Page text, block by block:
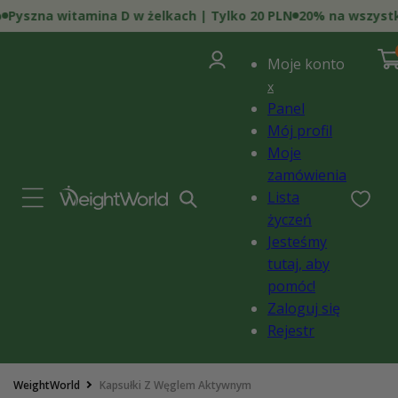
do
treści
witamina D w żelkach | Tylko 20 PLN 20% na wszystko
Zaloguj
się
Moje konto
x
Panel
Mój profil
Moje
zamówienia
Lista
życzeń
Jesteśmy
tutaj, aby
pomóc!
Zaloguj się
Rejestr
i)
WeightWorld Kapsułki Z Węglem Aktywnym
aby